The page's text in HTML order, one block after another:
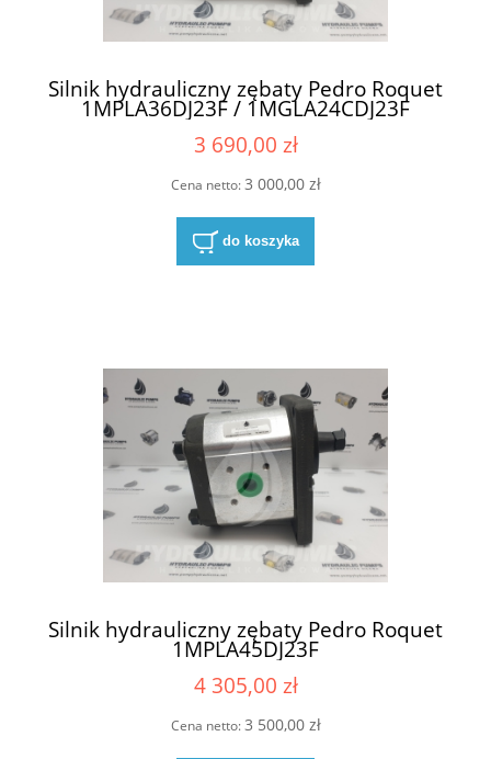
Silnik hydrauliczny zębaty Pedro Roquet
1MPLA36DJ23F / 1MGLA24CDJ23F
3 690,00 zł
Cena netto:3 000,00 zł
do koszyka
Silnik hydrauliczny zębaty Pedro Roquet
1MPLA45DJ23F
4 305,00 zł
Cena netto:3 500,00 zł